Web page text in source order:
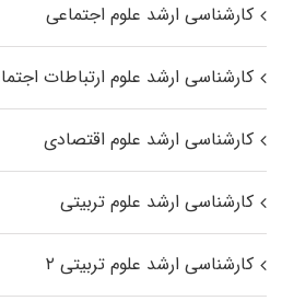
کارشناسی ارشد علوم اجتماعی
کارشناسی ارشد علوم ارتباطات
کارشناسی ارشد علوم اقتصادی
کارشناسی ارشد علوم تربیتی
کارشناسی ارشد علوم تربیتی ۲